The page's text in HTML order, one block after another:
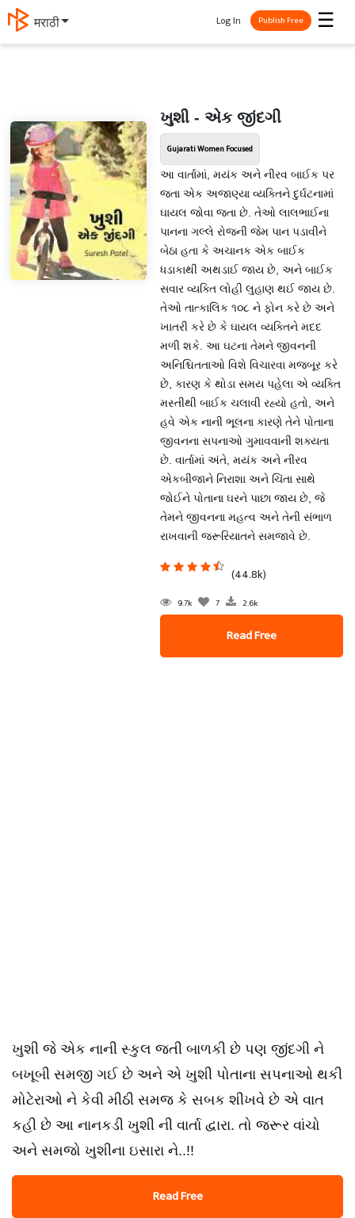
मराठी ☰
Log In Publish Free
ખુશી - એક જીંદગી
Gujarati Women Focused
આ વાર્તામાં, મયંક અને નીરવ બાઈક પર
જતા એક અજાણ્યા વ્યક્તિને દુર્ઘટનામાં
ઘાયલ જોવા જતા છે. તેઓ લાલભાઈના
પાનના ગલ્લે રોજની જેમ પાન પડાવીને
બેઠા હતા કે અચાનક એક બાઈક
ધડાકાથી અથડાઈ જાય છે, અને બાઈક
સવાર વ્યક્તિ લોહી લુહાણ થઈ જાય છે.
તેઓ તાત્કાલિક ૧૦૮ ને ફોન કરે છે અને
ખાતરી કરે છે કે ઘાયલ વ્યક્તિને મદદ
મળી શકે. આ ઘટના તેમને જીવનની
અનિશ્ચિતતાઓ વિશે વિચારવા મજબૂર કરે
છે, કારણ કે થોડા સમય પહેલા એ વ્યક્તિ
મસ્તીથી બાઈક ચલાવી રહ્યો હતો, અને
હવે એક નાની ભૂલના કારણે તેને પોતાના
જીવનના સપનાઓ ગુમાવવાની શક્યતા
છે. વાર્તામાં અંતે, મયંક અને નીરવ
એકબીજાને નિરાશા અને ચિંતા સાથે
જોઈને પોતાના ઘરને પાછા જાય છે, જે
તેમને જીવનના મહત્વ અને તેની સંભાળ
રાખવાની જરૂરિયાતને સમજાવે છે.
(44.8k)
9.7k 7 2.6k
Read Free
ખુશી જે એક નાની સ્કુલ જતી બાળકી છે પણ જીંદગી ને
બખૂબી સમજી ગઈ છે અને એ ખુશી પોતાના સપનાઓ થકી
મોટેરાઓ ને કેવી મીઠી સમજ કે સબક શીખવે છે એ વાત
કહી છે આ નાનકડી ખુશી ની વાર્તા દ્વારા. તો જરૂર વાંચો
અને સમજો ખુશીના ઇસારા ને..!!
Read Free